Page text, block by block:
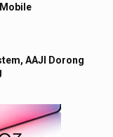
AAJI Dorong